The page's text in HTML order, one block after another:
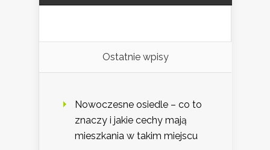
Ostatnie wpisy
Nowoczesne osiedle – co to
znaczy i jakie cechy mają
mieszkania w takim miejscu